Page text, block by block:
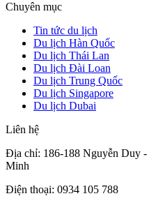
Chuyên mục
Tin tức du lịch
Du lịch Hàn Quốc
Du lịch Thái Lan
Du lịch Đài Loan
Du lịch Trung Quốc
Du lịch Singapore
Du lịch Dubai
Liên hệ
Địa chỉ: 186-188 Nguyễn Duy -
Minh
Điện thoại: 0934 105 788